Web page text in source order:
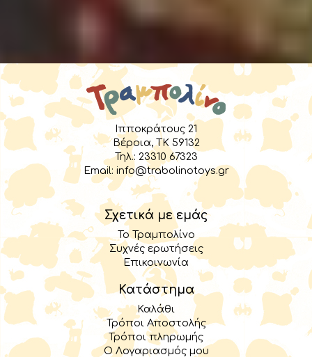
Ιπποκράτους 21
Βέροια, TK 59132
Τηλ.: 23310 67323
Email: info@trabolinotoys.gr
Σχετικά με εμάς
Το Τραμπολίνο
Συχνές ερωτήσεις
Επικοινωνία
Κατάστημα
Καλάθι
Τρόποι Αποστολής
Τρόποι πληρωμής
Ο Λογαριασμός μου